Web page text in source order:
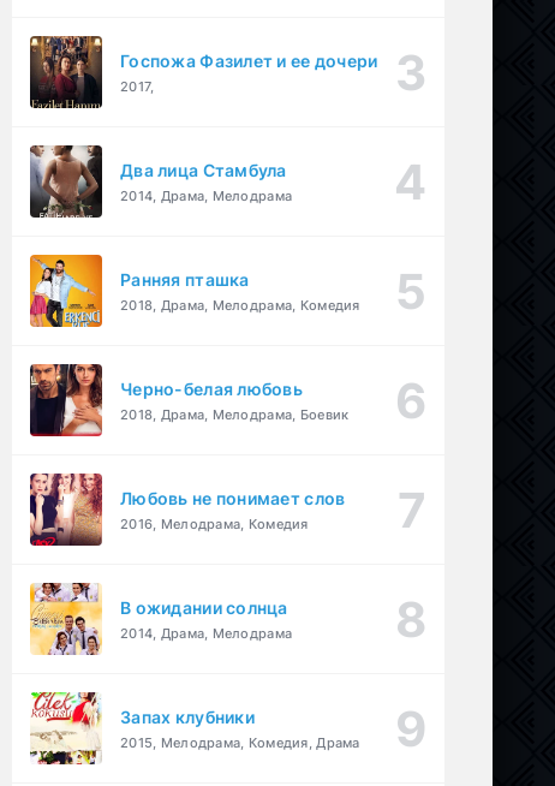
Госпожа Фазилет и ее дочери
2017,
Два лица Стамбула
2014, Драма, Мелодрама
Ранняя пташка
2018, Драма, Мелодрама, Комедия
Черно-белая любовь
2018, Драма, Мелодрама, Боевик
Любовь не понимает слов
2016, Мелодрама, Комедия
В ожидании солнца
2014, Драма, Мелодрама
Запах клубники
2015, Мелодрама, Комедия, Драма